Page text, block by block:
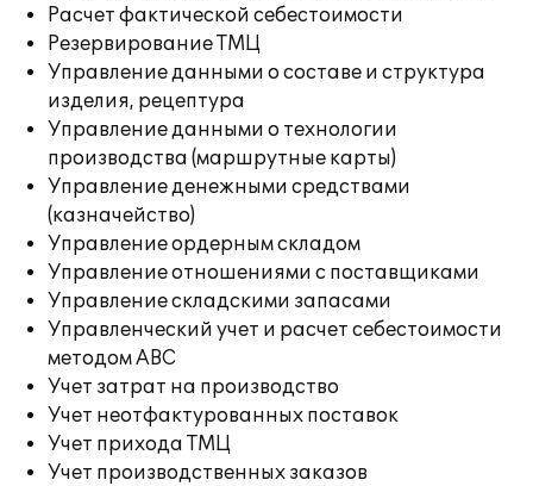
Расчет фактической себестоимости
Резервирование ТМЦ
Управление данными о составе и структура
изделия, рецептура
Управление данными о технологии
производства (маршрутные карты)
Управление денежными средствами
(казначейство)
Управление ордерным складом
Управление отношениями с поставщиками
Управление складскими запасами
Управленческий учет и расчет себестоимости
методом ABC
Учет затрат на производство
Учет неотфактурованных поставок
Учет прихода ТМЦ
Учет производственных заказов